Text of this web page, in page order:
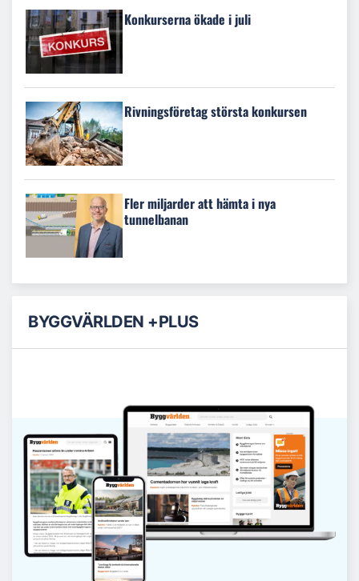
Konkurserna ökade i juli
Rivningsföretag största konkursen
Fler miljarder att hämta i nya
tunnelbanan
BYGGVÄRLDEN +PLUS